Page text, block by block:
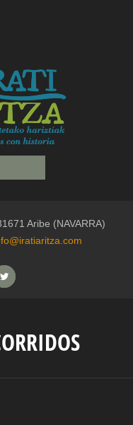
Aribe (NAVARRA)